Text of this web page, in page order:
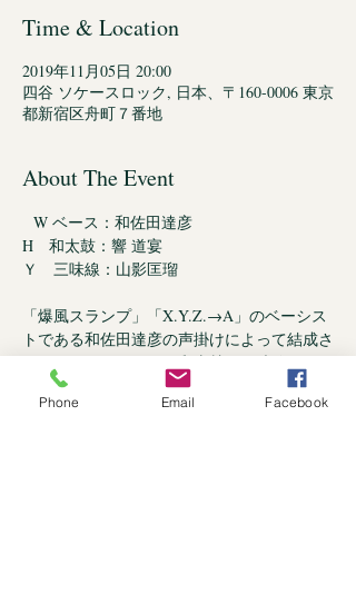
Time & Location
2019年11月05日 20:00
四谷 ソケースロック, 日本、〒160-0006 東京
都新宿区舟町７番地
About The Event
W ベース：和佐田達彦
H　和太鼓：響 道宴
Ｙ　三味線：山影匡瑠
「爆風スランプ」「X.Y.Z.→A」のベーシス
トである和佐田達彦の声掛けによって結成さ
れた、エレキベースと和太鼓と三味線のユニ
ット。 日本の自然、日本人の感情を独自の
解釈で表現していきます
Phone Email Facebook